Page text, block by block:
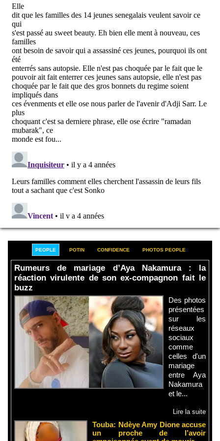
PEOPLE POTIN CONFIDENCE PHOTOS PEOPLE
Rumeurs de mariage d’Aya Nakamura : la
réaction virulente de son ex-compagnon fait le
buzz
Des photos
présentées
sur les
réseaux
sociaux
comme
celles d'un
mariage
entre Aya
Nakamura
et le...
Lire la suite
Touba: Ndèye Amy Dione accuse
un proche de l’avoir